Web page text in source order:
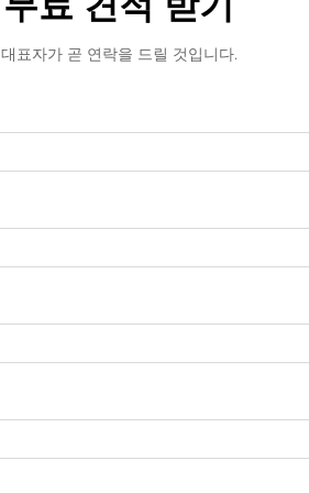
대표자가 곧 연락을 드릴 것입니다.